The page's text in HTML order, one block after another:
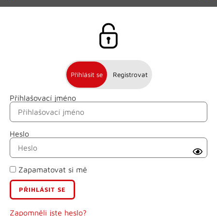
Přihlásit se Registrovat
Přihlašovací jméno
Heslo
Zapamatovat si mě
Zapomněli jste heslo?
Jméno
Příjmení
E-mail
Uživatelské jméno